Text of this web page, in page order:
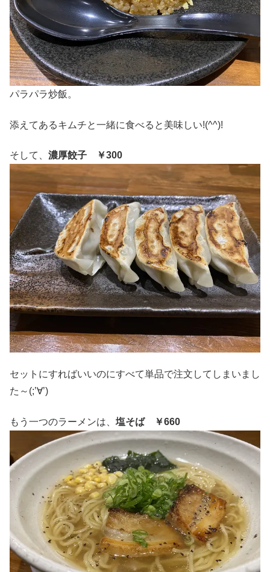
パラパラ炒飯。
添えてあるキムチと一緒に食べると美味しい!(^^)!
そして、 濃厚餃子 ￥300
セットにすればいいのにすべて単品で注文してしまいまし
た～(;’∀’)
もう一つのラーメンは、 塩そば ￥660